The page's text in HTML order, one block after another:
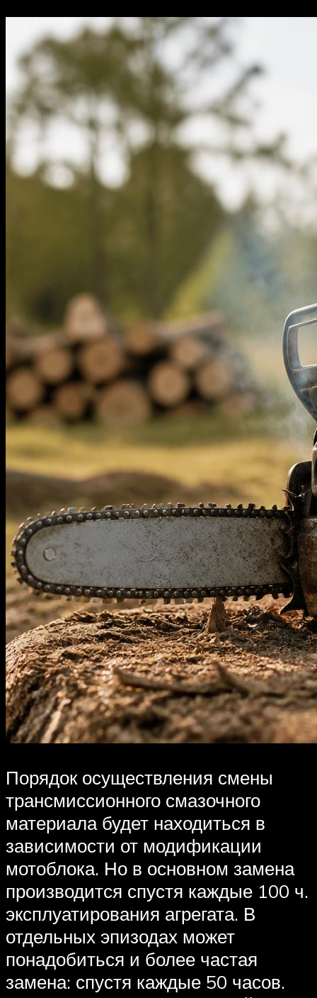
Порядок осуществления смены
трансмиссионного смазочного
материала будет находиться в
зависимости от модификации
мотоблока. Но в основном замена
производится спустя каждые 100 ч.
эксплуатирования агрегата. В
отдельных эпизодах может
понадобиться и более частая
замена: спустя каждые 50 часов.